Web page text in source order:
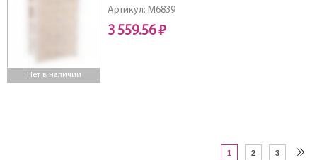
Нет в наличии
Артикул: M6839
3 559.56 ₽
1 2 3